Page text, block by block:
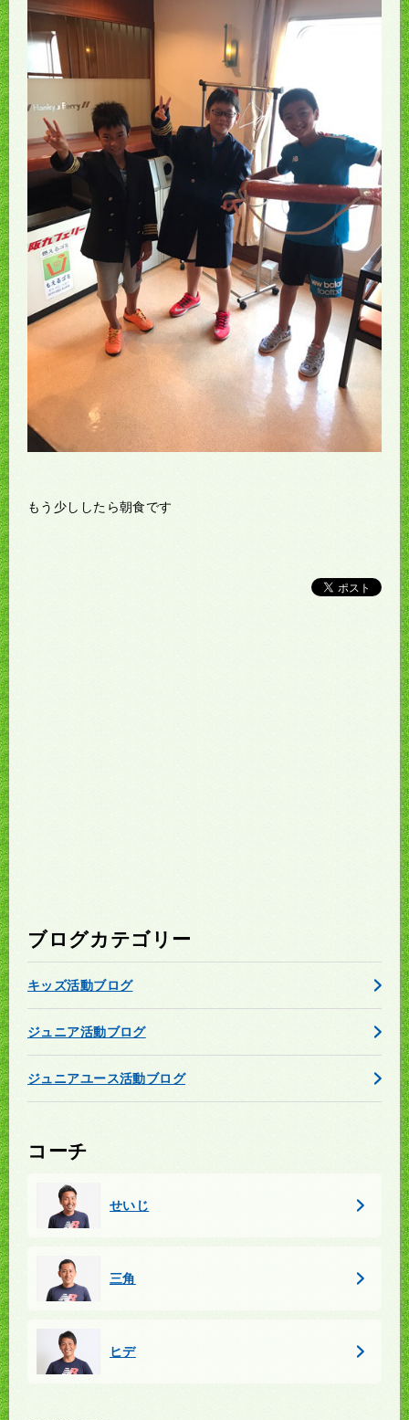
もう少ししたら朝食です
ブログカテゴリー
キッズ活動ブログ
ジュニア活動ブログ
ジュニアユース活動ブログ
コーチ
せいじ
三角
ヒデ